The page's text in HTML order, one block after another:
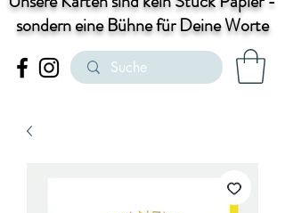
sondern eine Bühne für Deine Worte